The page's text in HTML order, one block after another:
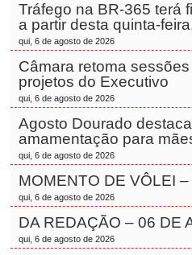
Tráfego na BR-365 terá
a partir desta quinta-
qui, 6 de agosto de 2026
Câmara retoma
projetos do Executivo
qui, 6 de agosto de 2026
Agosto Dourado
amamentação para
qui, 6 de agosto de 2026
MOMENTO DE VÔLEI
qui, 6 de agosto de 2026
DA REDAÇÃO – 06 DE
qui, 6 de agosto de 2026